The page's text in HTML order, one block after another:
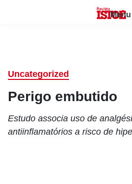
Menu
Uncategorized
Perigo embutido
Estudo associa uso de
antiinflamatórios a risco de